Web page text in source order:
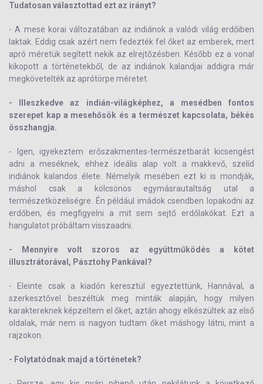
Tudatosan választottad ezt az irányt?
- A mese korai változatában az indiánok a valódi világ erdőiben
laktak. Eddig csak azért nem fedezték fel őket az emberek, mert
apró méretük segített nekik az elrejtőzésben. Később ez a vonal
kikopott a történetekből, de az indiánok kalandjai addigra már
megkövetelték az aprótörpe méretet.
- Illeszkedve az indián-világképhez, a mesédben fontos
szerepet kap a mesehősök és a természet kapcsolata, békés
összhangja.
- Igen, igyekeztem erőszakmentes-természetbarát kicsengést
adni a meséknek, ehhez ideális alap volt a makkevő, szelíd
indiánok kalandos élete. Némelyik mesében ezt ki is mondják,
máshol csak a kölcsönös egymásrautaltság utal a
természetközeliségre. Én például imádok csendben lopakodni az
erdőben, és megfigyelni a mit sem sejtő erdőlakókat. Ezt a
hangulatot próbáltam visszaadni.
- Mennyire volt szoros az együttműködés a kötet
illusztrátorával, Pásztohy Pankával?
- Eleinte csak a kiadón keresztül egyeztettünk, Hannával, a
szerkesztővel beszéltük meg minták alapján, hogy milyen
karaktereknek képzeltem el őket, aztán ahogy elkészültek az első
oldalak, már nem is nagyon tudtam őket máshogy látni, mint a
rajzokon.
- Folytatódnak majd a történetek?